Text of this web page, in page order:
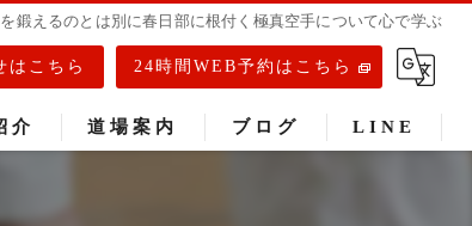
鍛えるのとは別に春日部に根付く極真空手について心で学ぶ
はこちら 24時間WEB予約はこちら
介 道場案内 ブログ LINE